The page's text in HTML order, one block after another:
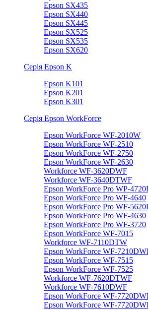
Epson SX435
Epson SX440
Epson SX445
Epson SX525
Epson SX535
Epson SX620
Серія Epson K
Epson K101
Epson K201
Epson K301
Серія Epson WorkForce
Epson WorkForce WF-2010W
Epson WorkForce WF-2510
Epson WorkForce WF-2750
Epson WorkForce WF-2630
Workforce WF-3620DWF
Workforce WF-3640DTWF
Epson WorkForce Pro WP-
Epson WorkForce Pro WF-4640
Epson WorkForce Pro WF-
Epson WorkForce Pro WF-4630
Epson WorkForce Pro WF-3720
Epson WorkForce WF-7015
Workforce WF-7110DTW
Epson WorkForce WF-
Epson WorkForce WF-7515
Epson WorkForce WF-7525
Workforce WF-7620DTWF
Workforce WF-7610DWF
Epson WorkForce WF-
Epson WorkForce WF-